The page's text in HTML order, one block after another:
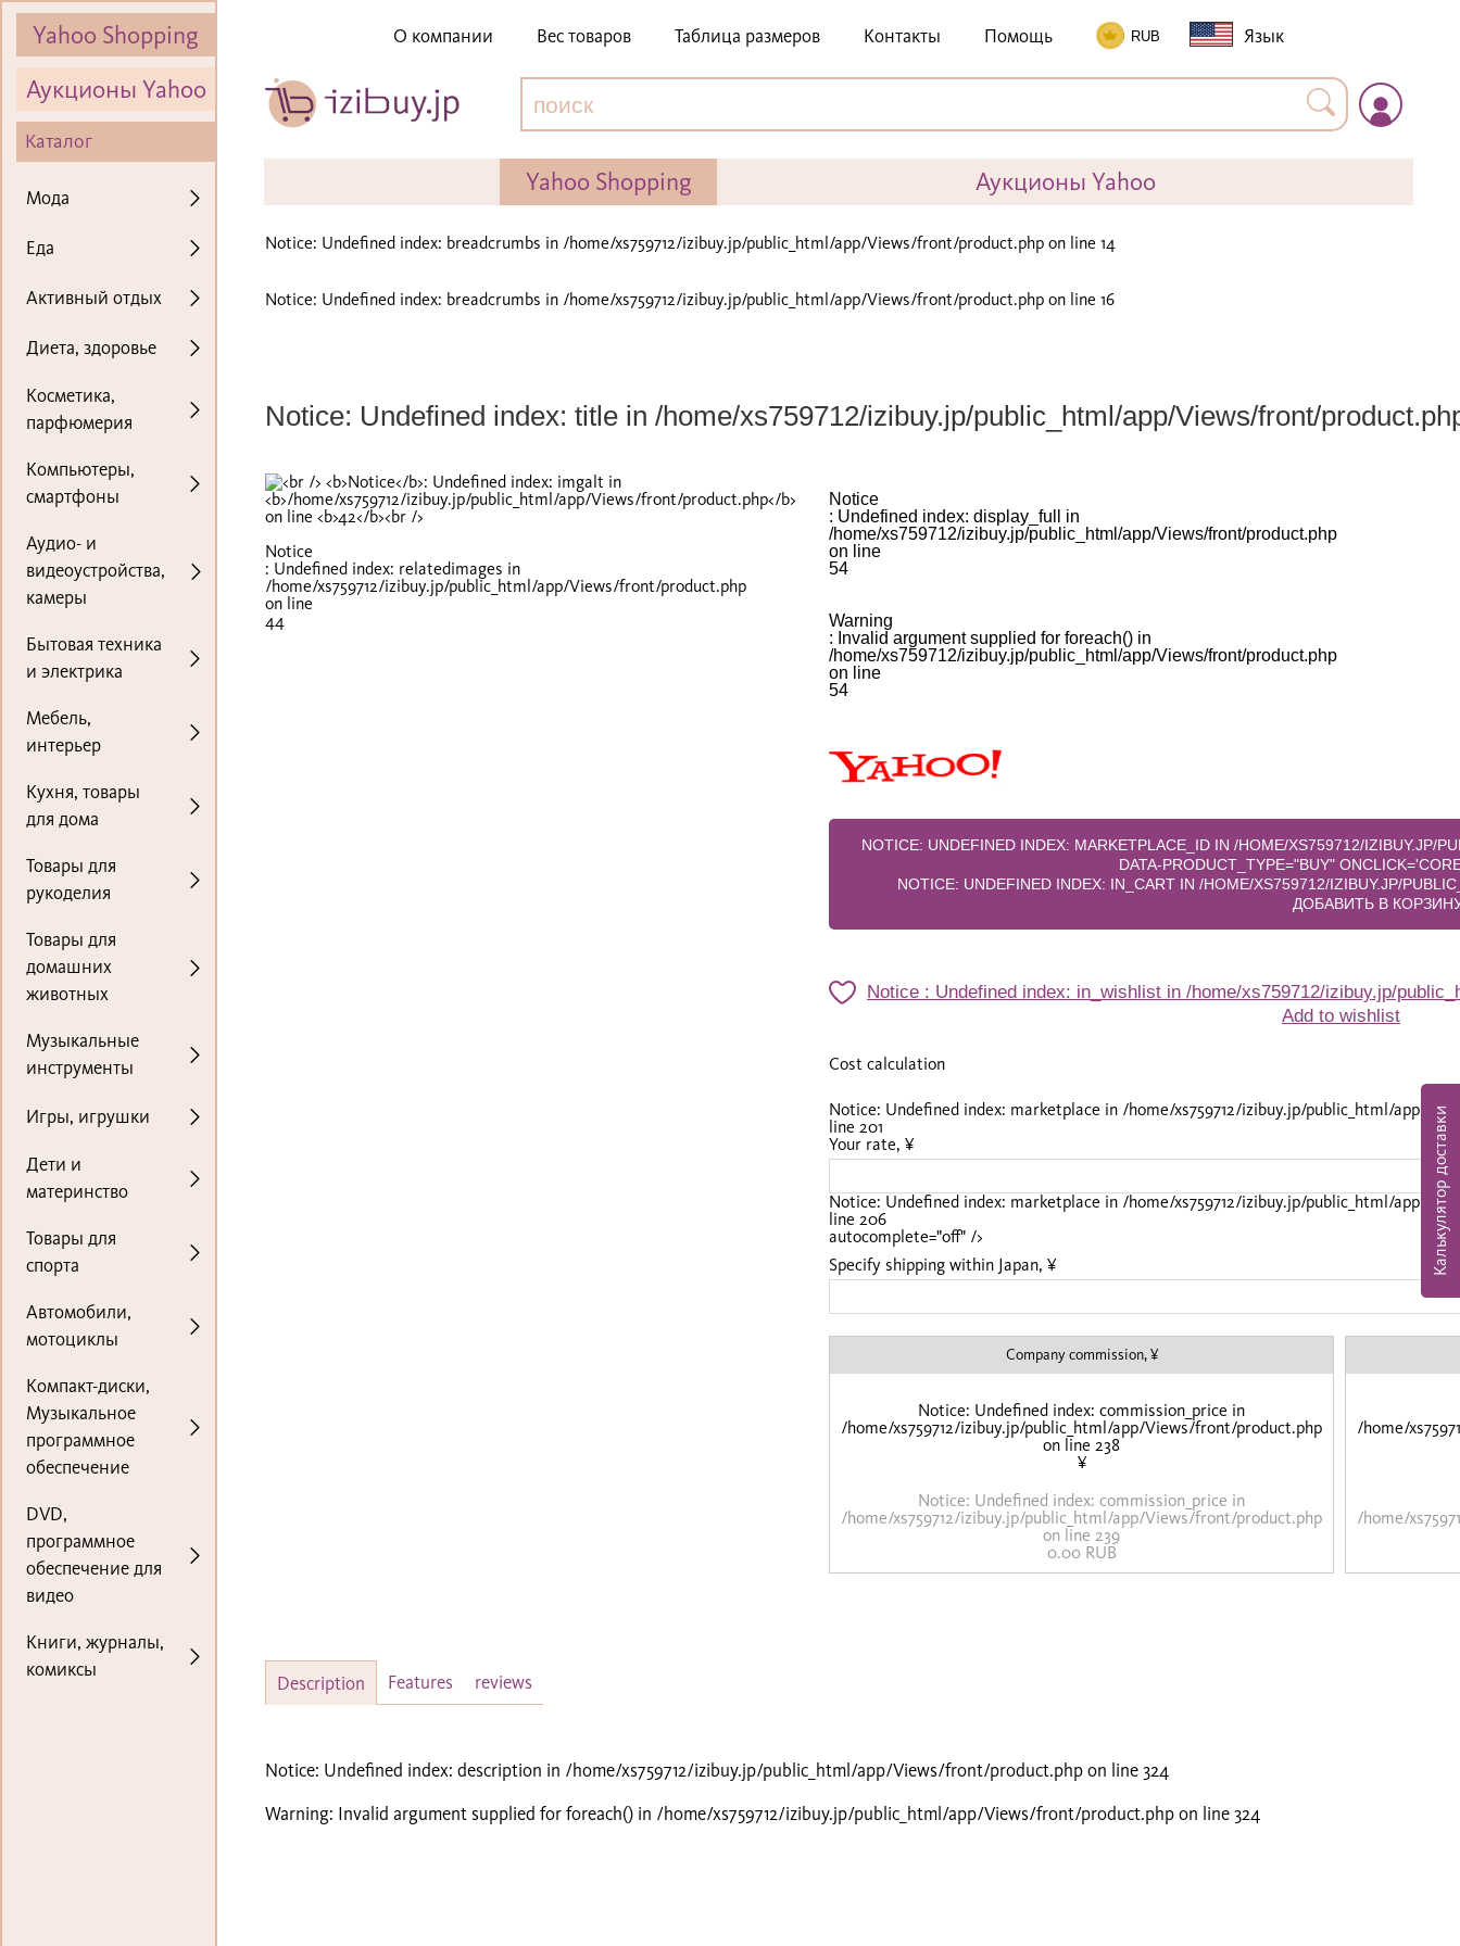
Yahoo Shopping
Аукционы Yahoo
Каталог
Мода
Еда
Активный отдых
Диета, здоровье
Косметика,
парфюмерия
Компьютеры,
смартфоны
Аудио- и
видеоустройства,
камеры
Бытовая техника
и электрика
Мебель,
интерьер
Кухня, товары
для дома
Товары для
рукоделия
Товары для
домашних
животных
Музыкальные
инструменты
Игры, игрушки
Дети и
материнство
Товары для
спорта
Автомобили,
мотоциклы
Компакт-диски,
Музыкальное
программное
обеспечение
DVD,
программное
обеспечение для
видео
Книги, журналы,
комиксы
О компании Вес товаров Таблица размеров Контакты Помощь Язык
Yahoo Shopping Аукционы Yahoo
Notice: Undefined index: breadcrumbs in /home/xs759712/izibuy.jp/public_html/app/Views/front/product.php on line 14
Notice: Undefined index: breadcrumbs in /home/xs759712/izibuy.jp/public_html/app/Views/front/product.php on line 16
Notice: Undefined index: title in /home/xs759712/izibuy.jp/public_html/app/Views/front/
Notice
: Undefined index: relatedimages in
/home/xs759712/izibuy.jp/public_html/app/Views/front/product.php
on line
44
Notice
: Undefined index: display_full in
/home/xs759712/izibuy.jp/public_html/app/Views/front/product.php
on line
54
Warning
: Invalid argument supplied for foreach() in
/home/xs759712/izibuy.jp/public_html/app/Views/front/product.php
on line
54
NOTICE : UNDEFINED INDEX: MARKETPLACE_ID IN /HOME/XS759712/IZIBUY.JP/
NOTICE : UNDEFINED INDEX: IN_CART IN /HOME/XS759712/IZIBUY.JP/
ДОБАВИТЬ В
Notice : Undefined index: in_wishlist in /home/xs759712/izibuy.jp/
Add to wishlist
Cost calculation
Notice: Undefined index: marketplace in /home/xs759712/izibuy.jp/public_html/app/
line 201
Your rate, ¥
Notice: Undefined index: marketplace in /home/xs759712/izibuy.jp/public_html/app/
line 206
autocomplete="off" />
Specify shipping within Japan, ¥
Company commission, ¥
Notice: Undefined index: commission_price in
/home/xs759712/izibuy.jp/public_html/app/Views/front/product.php
on line 238
¥
Notice: Undefined index: commission_price in
/home/xs759712/izibuy.jp/public_html/app/Views/front/product.php
on line 239
0.00 RUB
/home/
/home/
Description Features reviews
Notice: Undefined index: description in /home/xs759712/izibuy.jp/public_html/app/Views/front/product.php on line 324
Warning: Invalid argument supplied for foreach() in /home/xs759712/izibuy.jp/public_html/app/Views/front/product.php on line 324
Калькулятор доставки